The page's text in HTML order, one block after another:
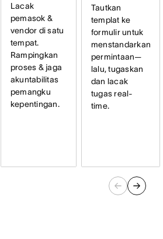
Lacak
pemasok &
vendor di satu
tempat.
Rampingkan
proses & jaga
akuntabilitas
pemangku
kepentingan.
Tautkan
templat ke
formulir untuk
menstandarkan
permintaan—
lalu, tugaskan
dan lacak
tugas real-
time.